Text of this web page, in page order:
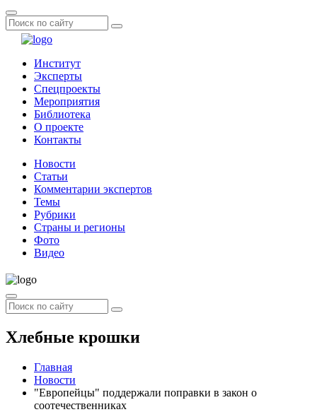
Институт
Эксперты
Спецпроекты
Мероприятия
Библиотека
О проекте
Контакты
Новости
Статьи
Комментарии экспертов
Темы
Рубрики
Страны и регионы
Фото
Видео
Хлебные крошки
Главная
Новости
"Европейцы" поддержали поправки в закон о
соотечественниках